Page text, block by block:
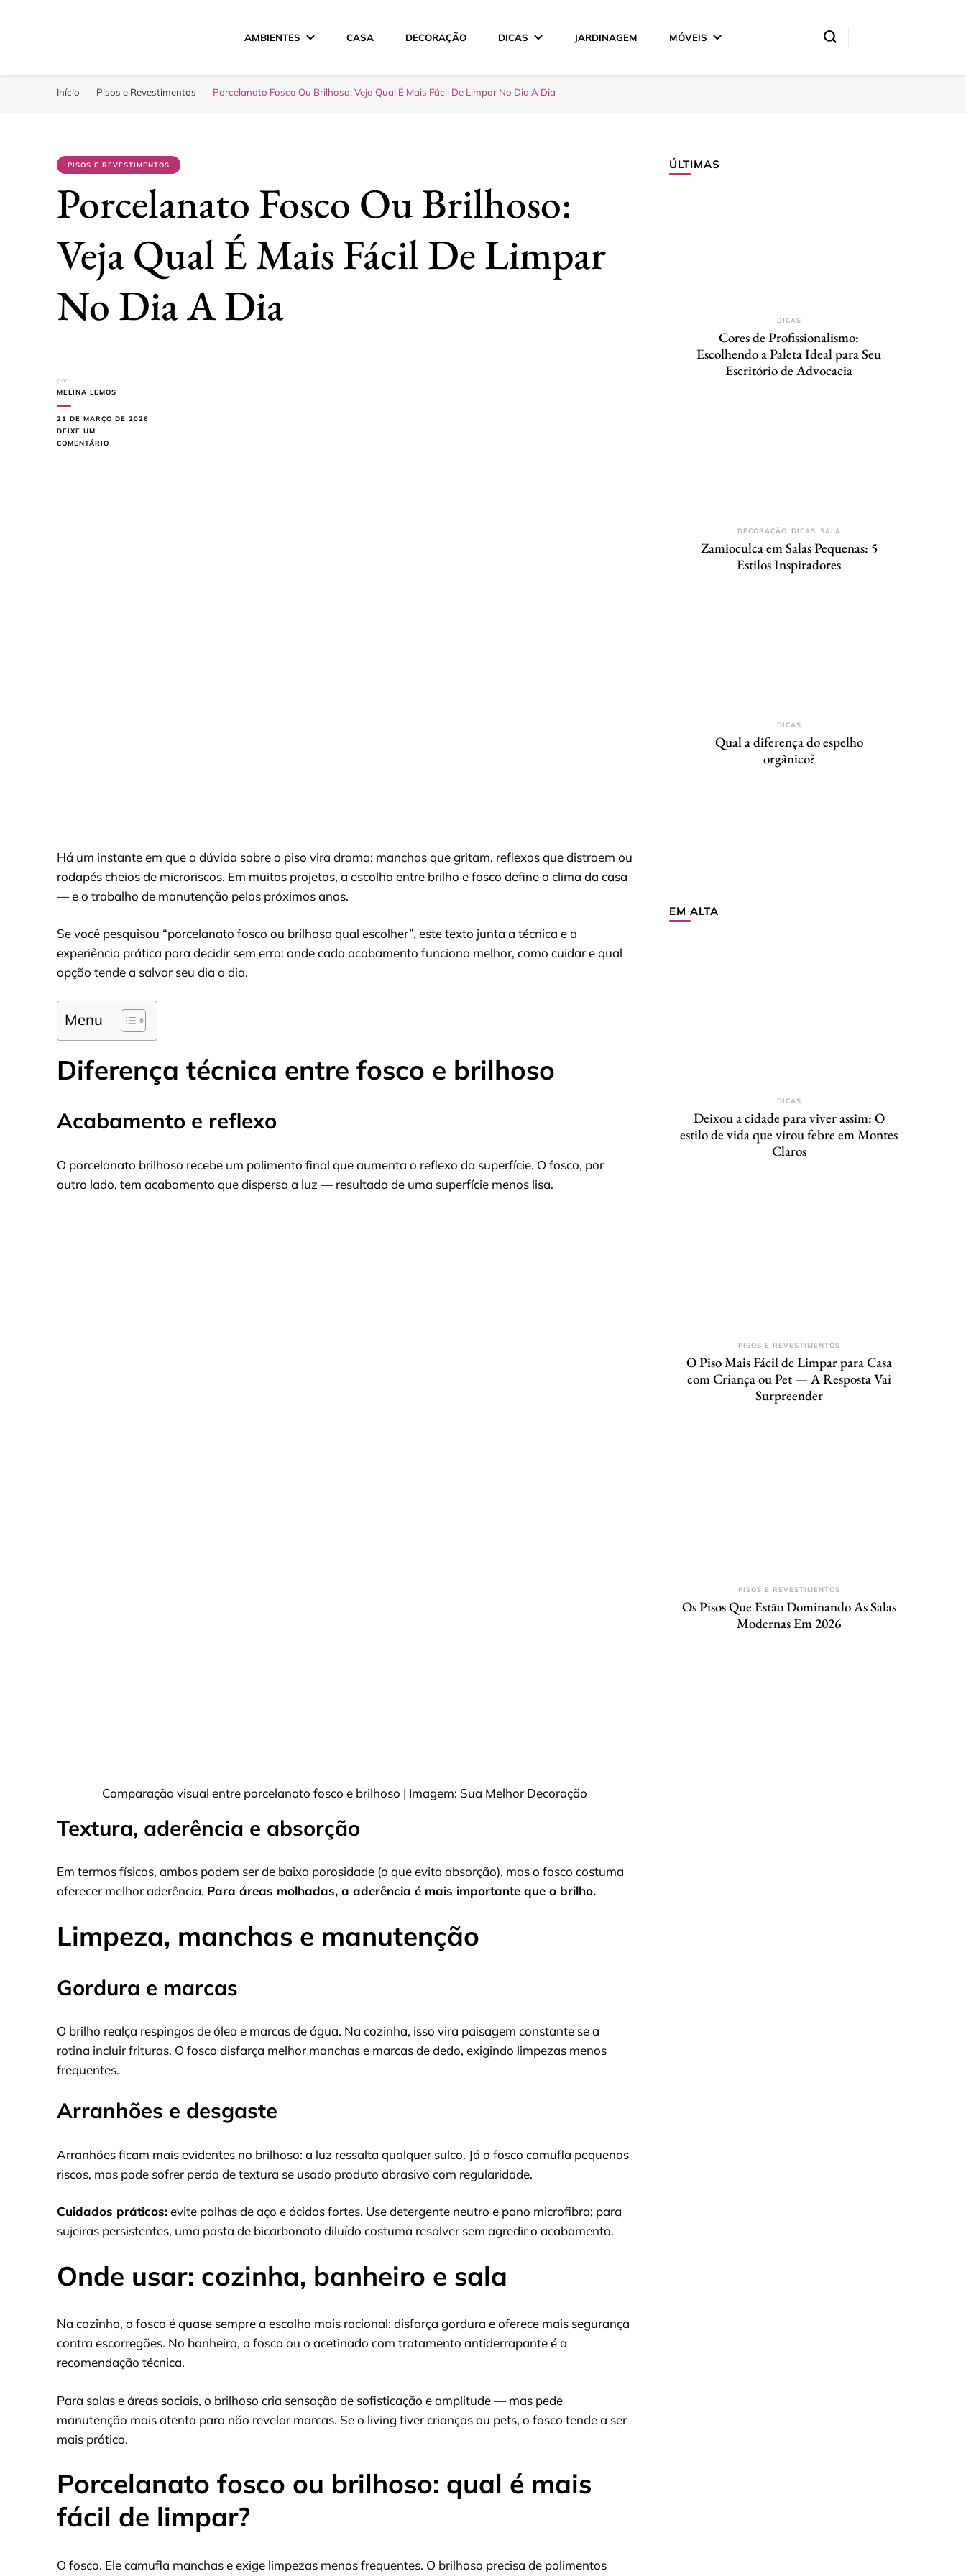
Sua Melhor Decoração
AMBIENTES CASA DECORAÇÃO DICAS JARDINAGEM MÓVEIS
Início Pisos e Revestimentos Porcelanato Fosco Ou Brilhoso: Veja Qual É Mais Fácil De Limpar No Dia A Dia
PISOS E REVESTIMENTOS
Porcelanato Fosco Ou Brilhoso:
Veja Qual É Mais Fácil De Limpar
No Dia A Dia
por
MELINA LEMOS
21 DE MARÇO DE 2026
DEIXE UM
COMENTÁRIO
Há um instante em que a dúvida sobre o piso vira drama: manchas que gritam, reflexos que distraem ou
rodapés cheios de microriscos. Em muitos projetos, a escolha entre brilho e fosco define o clima da casa
— e o trabalho de manutenção pelos próximos anos.
Se você pesquisou “porcelanato fosco ou brilhoso qual escolher”, este texto junta a técnica e a
experiência prática para decidir sem erro: onde cada acabamento funciona melhor, como cuidar e qual
opção tende a salvar seu dia a dia.
Menu
Diferença técnica entre fosco e brilhoso
Acabamento e reflexo
O porcelanato brilhoso recebe um polimento final que aumenta o reflexo da superfície. O fosco, por
outro lado, tem acabamento que dispersa a luz — resultado de uma superfície menos lisa.
Comparação visual entre porcelanato fosco e brilhoso | Imagem: Sua Melhor Decoração
Textura, aderência e absorção
Em termos físicos, ambos podem ser de baixa porosidade (o que evita absorção), mas o fosco costuma
oferecer melhor aderência. Para áreas molhadas, a aderência é mais importante que o brilho.
Limpeza, manchas e manutenção
Gordura e marcas
O brilho realça respingos de óleo e marcas de água. Na cozinha, isso vira paisagem constante se a
rotina incluir frituras. O fosco disfarça melhor manchas e marcas de dedo, exigindo limpezas menos
frequentes.
Arranhões e desgaste
Arranhões ficam mais evidentes no brilhoso: a luz ressalta qualquer sulco. Já o fosco camufla pequenos
riscos, mas pode sofrer perda de textura se usado produto abrasivo com regularidade.
Cuidados práticos:evite palhas de aço e ácidos fortes. Use detergente neutro e pano microfibra; para
sujeiras persistentes, uma pasta de bicarbonato diluído costuma resolver sem agredir o acabamento.
Onde usar: cozinha, banheiro e sala
Na cozinha, o fosco é quase sempre a escolha mais racional: disfarça gordura e oferece mais segurança
contra escorregões. No banheiro, o fosco ou o acetinado com tratamento antiderrapante é a
recomendação técnica.
Para salas e áreas sociais, o brilhoso cria sensação de sofisticação e amplitude — mas pede
manutenção mais atenta para não revelar marcas. Se o living tiver crianças ou pets, o fosco tende a ser
mais prático.
Porcelanato fosco ou brilhoso: qual é mais
fácil de limpar?
O fosco. Ele camufla manchas e exige limpezas menos frequentes. O brilhoso precisa de polimentos
ÚLTIMAS
DICAS
Cores de Profissionalismo:
Escolhendo a Paleta Ideal para Seu
Escritório de Advocacia
DECORAÇÃO DICAS SALA
Zamioculca em Salas Pequenas: 5
Estilos Inspiradores
DICAS
Qual a diferença do espelho
orgânico?
EM ALTA
DICAS
Deixou a cidade para viver assim: O
estilo de vida que virou febre em Montes
Claros
PISOS E REVESTIMENTOS
O Piso Mais Fácil de Limpar para Casa
com Criança ou Pet — A Resposta Vai
Surpreender
PISOS E REVESTIMENTOS
Os Pisos Que Estão Dominando As Salas
Modernas Em 2026